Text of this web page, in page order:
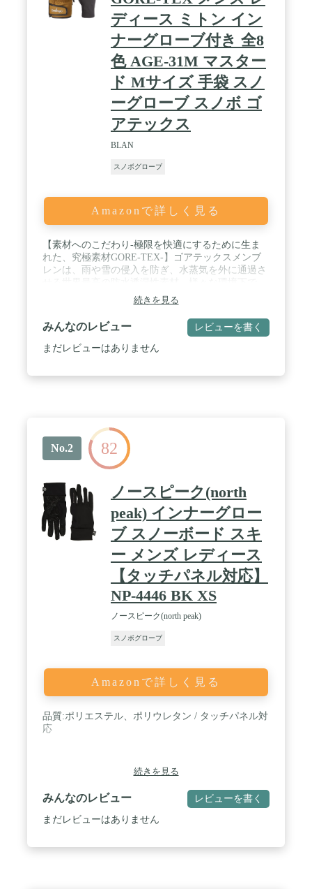
ディース ミトン イン
ナーグローブ付き 全8
色 AGE-31M マスター
ド Mサイズ 手袋 スノ
ーグローブ スノボ ゴ
アテックス
BLAN
スノボグローブ
Amazonで詳しく見る
【素材へのこだわり-極限を快適にするために生ま
れた、究極素材GORE-TEX-】ゴアテックスメンブ
レンは、雨や雪の侵入を防ぎ、水蒸気を外に通過さ
も、GORE-TEXプロダクトは身体をドライに保ちま
す。 / 【ミトングローブ】ファッション性と保温性
を兼ね備えたミトングローブ / 【使いやすさを追求
した機能性】フィットタイプ/中綿多め、アジャスト
パーツ、ジョイントパーツ、PVCレザー滑り止め、
意】グローブの販売になります。ウェア等は付属致
しませんので、予めご了承ください。又、生地の裁
断位置により、柄の見え方やイメージが写真見本と
異なります。
続きを見る
みんなのレビュー レビューを書く
まだレビューはありません
No.2 82
ノースピーク(north
peak) インナーグロー
ブ スノーボード スキ
ー メンズ レディース
【タッチパネル対応】
NP-4446 BK XS
ノースピーク(north peak)
スノボグローブ
Amazonで詳しく見る
品質:ポリエステル、ポリウレタン / タッチパネル対
応
続きを見る
みんなのレビュー レビューを書く
まだレビューはありません